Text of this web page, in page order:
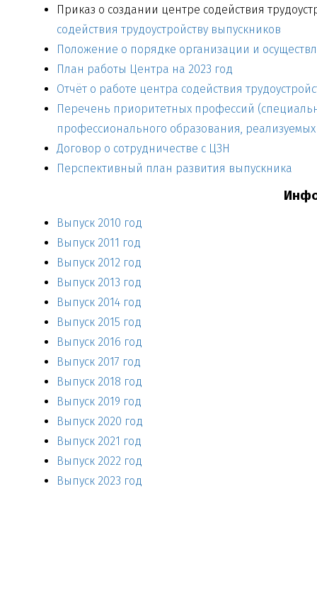
Приказ о создании центре содействия
содействия трудоустройству выпускников
Положение о порядке организации и
План работы Центра на 2023 год
Отчёт о работе центра содействия
Перечень приоритетных профессий
профессионального образования, реализуемых
Договор о сотрудничестве с ЦЗН
Перспективный план развития выпускника
Выпуск 2010 год
Выпуск 2011 год
Выпуск 2012 год
Выпуск 2013 год
Выпуск 2014 год
Выпуск 2015 год
Выпуск 2016 год
Выпуск 2017 год
Выпуск 2018 год
Выпуск 2019 год
Выпуск 2020 год
Выпуск 2021 год
Выпуск 2022 год
Выпуск 2023 год